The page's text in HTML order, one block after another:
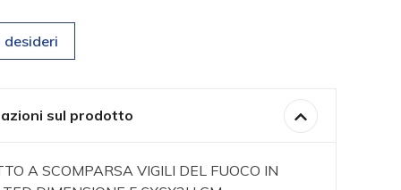
desideri
sul prodotto
A SCOMPARSA VIGILI DEL FUOCO IN